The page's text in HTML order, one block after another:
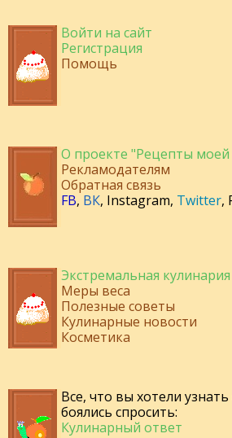
Войти на сайт
Регистрация
Помощь
О проекте "Рецепты
Рекламодателям
Обратная связь
FB, ВК, Instagram, Twitter,
Экстремальная кулинария
Меры веса
Полезные советы
Кулинарные новости
Косметика
Все, что вы хотели
боялись спросить:
Кулинарный ответ